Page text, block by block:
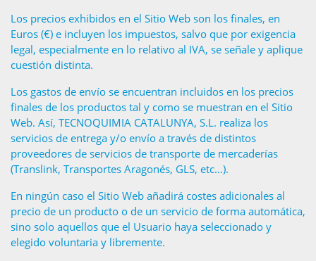
Los precios exhibidos en el Sitio Web son los finales, en
Euros (€) e incluyen los impuestos, salvo que por exigencia
legal, especialmente en lo relativo al IVA, se señale y aplique
cuestión distinta.
Los gastos de envío se encuentran incluidos en los precios
finales de los productos tal y como se muestran en el Sitio
Web. Así, TECNOQUIMIA CATALUNYA, S.L. realiza los
servicios de entrega y/o envío a través de distintos
proveedores de servicios de transporte de mercaderías
(Translink, Transportes Aragonés, GLS, etc…).
En ningún caso el Sitio Web añadirá costes adicionales al
precio de un producto o de un servicio de forma automática,
sino solo aquellos que el Usuario haya seleccionado y
elegido voluntaria y libremente.